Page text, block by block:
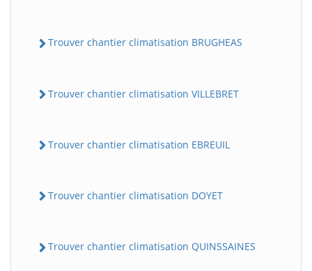
Trouver chantier climatisation BRUGHEAS
Trouver chantier climatisation VILLEBRET
Trouver chantier climatisation EBREUIL
Trouver chantier climatisation DOYET
Trouver chantier climatisation QUINSSAINES